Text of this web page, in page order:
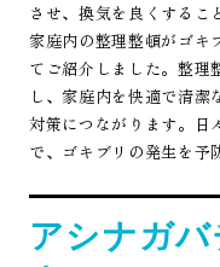
させ、換気を良くするこ
家庭内の整理整頓がゴキ
てご紹介しました。整理
し、家庭内を快適で清潔
対策につながります。日
で、ゴキブリの発生を予
アシナガ